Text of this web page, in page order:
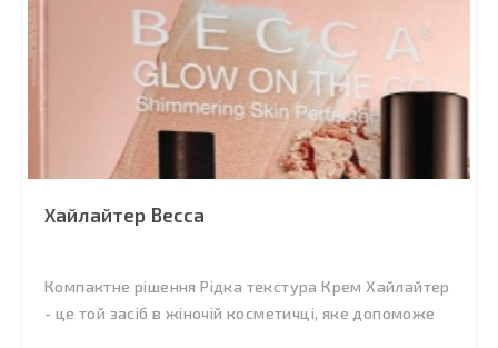
Хайлайтер Becca
Компактне рішення Рідка текстура Крем Хайлайтер
- це той засіб в жіночій косметичці, яке допоможе